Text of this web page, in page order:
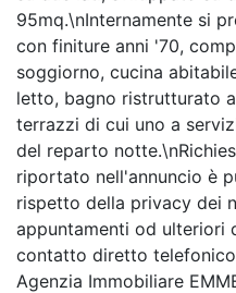
95mq.\nInternamente si
con finiture anni '70,
soggiorno, cucina
letto, bagno ristrutturato
terrazzi di cui uno a
del reparto
riportato nell'annuncio è
rispetto della privacy dei
appuntamenti od ulteriori
contatto diretto
Agenzia Immobiliare